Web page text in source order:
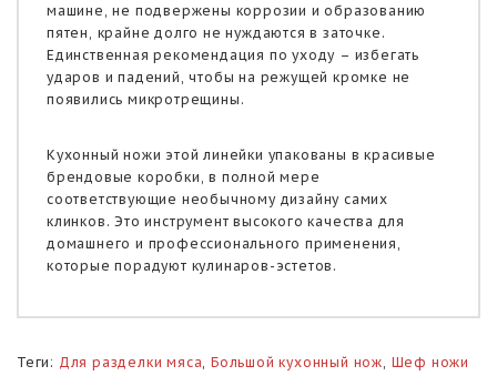
машине, не подвержены коррозии и образованию
пятен, крайне долго не нуждаются в заточке.
Единственная рекомендация по уходу – избегать
ударов и падений, чтобы на режущей кромке не
появились микротрещины.
Кухонный ножи этой линейки упакованы в красивые
брендовые коробки, в полной мере
соответствующие необычному дизайну самих
клинков. Это инструмент высокого качества для
домашнего и профессионального применения,
которые порадуют кулинаров-эстетов.
Теги: Для разделки мяса ,Большой кухонный нож Шеф ножи